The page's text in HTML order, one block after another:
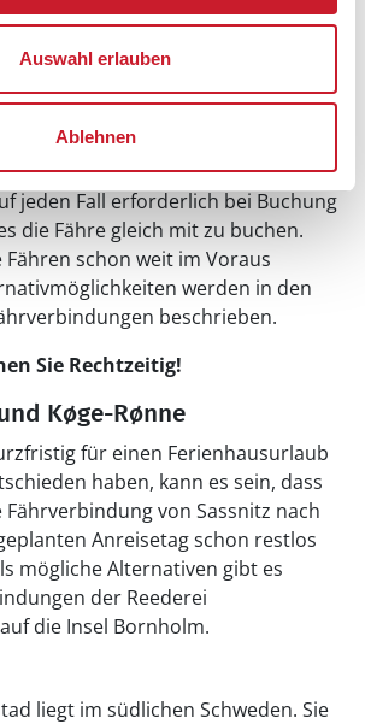
Auswahl erlauben
Ablehnen
der Fähre am Hafen sind.
von der dänischen Reederei
Es gibt ab Sassnitz eine
Fähre fährt am Vormittag um
gibt es ebenfalls eine Verbindung
Uhr. Aufgrund der niedrigen
jeden Fall erforderlich bei Buchung
die Fähre gleich mit zu buchen.
schon weit im Voraus
werden in den
beschrieben.
Sie Rechtzeitig!
Køge-Rønne
für einen Ferienhausurlaub
haben, kann es sein, dass
von Sassnitz nach
Anreisetag schon restlos
mögliche Alternativen gibt es
der Reederei
die Insel Bornholm.
liegt im südlichen Schweden. Sie